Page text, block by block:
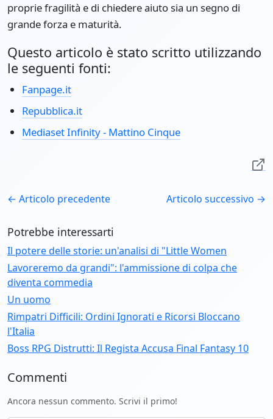
proprie fragilità e di chiedere aiuto sia un segno di
grande forza e maturità.
Questo articolo è stato scritto utilizzando
le seguenti fonti:
Fanpage.it
Repubblica.it
Mediaset Infinity - Mattino Cinque
← Articolo precedente Articolo successivo →
Potrebbe interessarti
Il potere delle storie: un'analisi di "Little Women
Lavoreremo da grandi": l'ammissione di colpa che
diventa commedia
Un uomo
Rimpatri Difficili: Ordini Ignorati e Ricorsi Bloccano
l'Italia
Boss RPG Distrutti: Il Regista Accusa Final Fantasy 10
Commenti
Ancora nessun commento. Scrivi il primo!